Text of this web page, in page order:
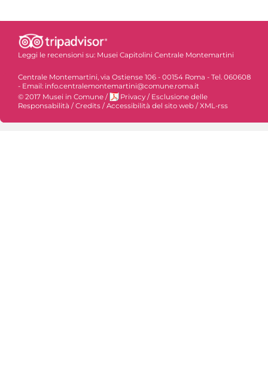
Leggi le recensioni su: Musei Capitolini Centrale Montemartini
Centrale Montemartini, via Ostiense 106 - 00154 Roma - Tel. 060608
- Email: info.centralemontemartini@comune.roma.it
© 2017 Musei in Comune / Privacy / Esclusione delle
Responsabilità / Credits / Accessibilità del sito web / XML-rss